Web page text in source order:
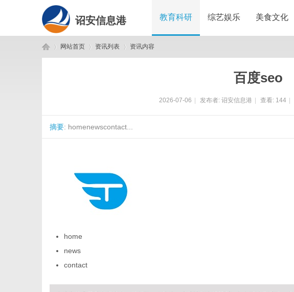
诏安信息港 教育科研 综艺娱乐 美食文化
网站首页 资讯列表 资讯内容
百度seo
2026-07-06 发布者: 诏安信息港 查看: 144
摘要: homenewscontact...
home
news
contact